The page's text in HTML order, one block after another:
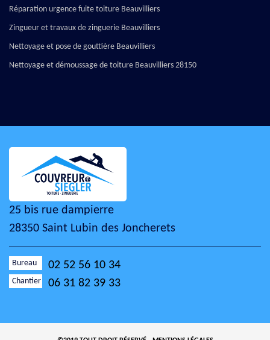
Réparation urgence fuite toiture Beauvilliers
Zingueur et travaux de zinguerie Beauvilliers
Nettoyage et pose de gouttière Beauvilliers
Nettoyage et démoussage de toiture Beauvilliers 28150
25 bis rue dampierre
28350 Saint Lubin des Joncherets
Bureau 02 52 56 10 34
Chantier 06 31 82 39 33